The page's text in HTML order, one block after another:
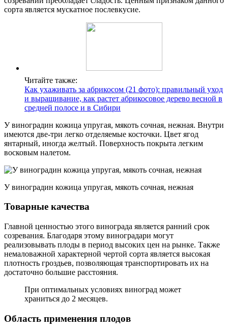
сорта является мускатное послевкусие.
Читайте также:
Как ухаживать за абрикосом (21 фото): правильный уход
и выращивание, как растет абрикосовое дерево весной в
средней полосе и в Сибири
У виноградин кожица упругая, мякоть сочная, нежная. Внутри
имеются две-три легко отделяемые косточки. Цвет ягод
янтарный, иногда желтый. Поверхность покрыта легким
восковым налетом.
У виноградин кожица упругая, мякоть сочная, нежная
Товарные качества
Главной ценностью этого винограда является ранний срок
созревания. Благодаря этому виноградари могут
реализовывать плоды в период высоких цен на рынке. Также
немаловажной характерной чертой сорта является высокая
плотность гроздьев, позволяющая транспортировать их на
достаточно большие расстояния.
При оптимальных условиях виноград может
храниться до 2 месяцев.
Область применения плодов